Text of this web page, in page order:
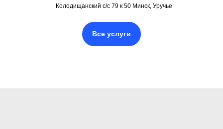
Колодищанский с/с 79 к 50 Минск, Уручье
Все услуги